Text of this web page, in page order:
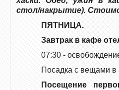
стол/накрытие).
ПЯТНИЦА.
Завтрак в кафе
07:30 -
Посадка с вещами в
Посещение